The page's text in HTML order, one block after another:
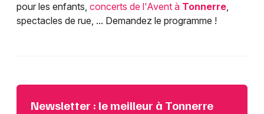
pour les enfants, concerts de l'Avent à Tonnerre,
spectacles de rue, ... Demandez le programme !
Newsletter : le meilleur à Tonnerre